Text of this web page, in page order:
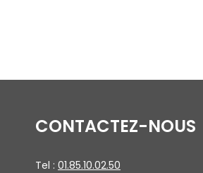
CONTACTEZ-NOUS
Tel : 01.85.10.02.50